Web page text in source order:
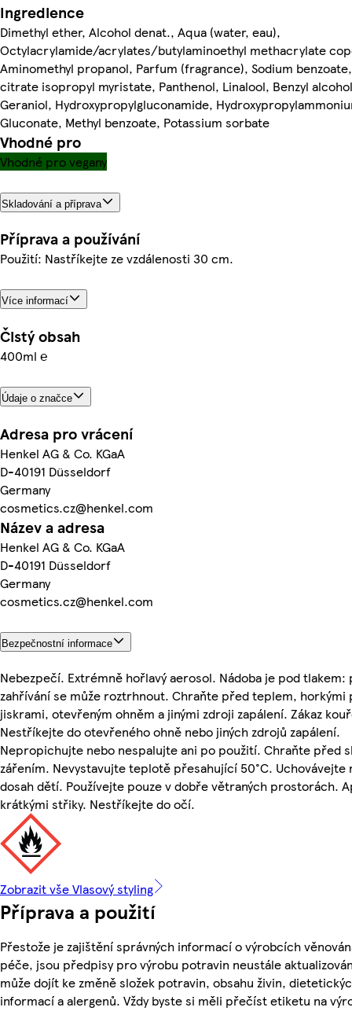
Ingredience
Dimethyl ether, Alcohol denat., Aqua (water, eau),
Octylacrylamide/acrylates/butylaminoethyl methacrylate
Aminomethyl propanol, Parfum (fragrance), Sodium
citrate isopropyl myristate, Panthenol, Linalool, Benzyl
Geraniol, Hydroxypropylgluconamide,
Gluconate, Methyl benzoate, Potassium sorbate
Vhodné pro
Vhodné pro vegany
Skladování a příprava
Příprava a používání
Použití: Nastříkejte ze vzdálenosti 30 cm.
Více informací
Čistý obsah
400ml ℮
Údaje o značce
Adresa pro vrácení
Henkel AG & Co. KGaA
D-40191 Düsseldorf
Germany
cosmetics.cz@henkel.com
Název a adresa
Henkel AG & Co. KGaA
D-40191 Düsseldorf
Germany
cosmetics.cz@henkel.com
Bezpečnostní informace
Nebezpečí. Extrémně hořlavý aerosol. Nádoba je pod tlakem:
zahřívání se může roztrhnout. Chraňte před teplem, horkými
jiskrami, otevřeným ohněm a jinými zdroji zapálení. Zákaz
Nestříkejte do otevřeného ohně nebo jiných zdrojů zapálení.
Nepropichujte nebo nespalujte ani po použití. Chraňte před
zářením. Nevystavujte teplotě přesahující 50°C. Uchovávejte
dosah dětí. Používejte pouze v dobře větraných prostorách.
krátkými střiky. Nestříkejte do očí.
Zobrazit vše Vlasový styling
Příprava a použití
Přestože je zajištění správných informací o výrobcích
péče, jsou předpisy pro výrobu potravin neustále
může dojít ke změně složek potravin, obsahu živin,
informací a alergenů. Vždy byste si měli přečíst etiketu na